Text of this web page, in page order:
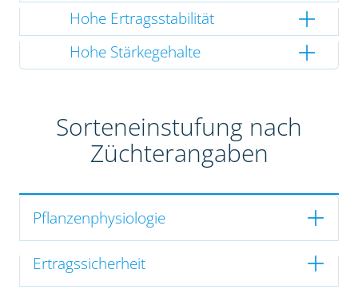
Hohe Ertragsstabilität
Hohe Stärkegehalte
Sorteneinstufung nach
Züchterangaben
Pflanzenphysiologie
Ertragssicherheit